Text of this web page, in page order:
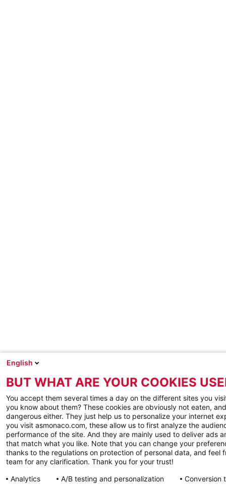
English
BUT WHAT ARE YOUR COOKIES
You accept them several times a day on the different sites you
you know about them? These cookies are obviously not eaten,
dangerous either. They just help us to personalize your internet
you visit asmonaco.com, these allow us to first analyze the
performance of the site. And they are mainly used to deliver ads
that match what you like. Note that you can change your
thanks to the regulations on protection of personal data, and feel
team for any clarification. Thank you for your trust!
Analytics
A/B testing and personalization
Conversion